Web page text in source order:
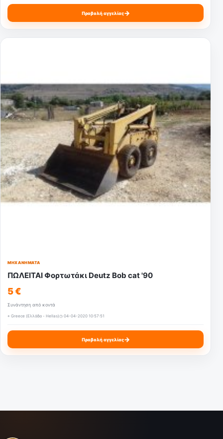
Προβολή αγγελίας→
ΜΗΧΑΝΉΜΑΤΑ
ΠΩΛΕΙΤΑΙ Φορτωτάκι Deutz Bob cat '90
5 €
Συνάντηση από κοντά
⌖ Greece (Ελλάδα - Hellas)◷ 04-04-2020 10:57:51
Προβολή αγγελίας→